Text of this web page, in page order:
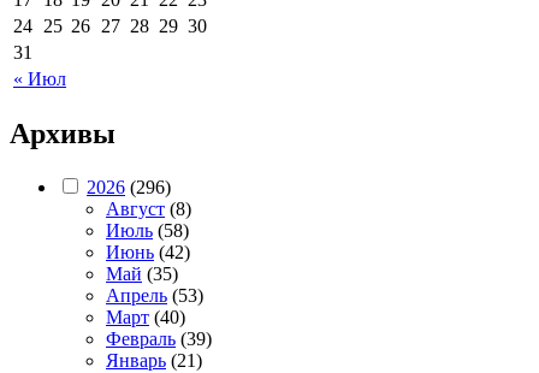
« Июл
24 25 26 27 28 29 30
31
Архивы
2026 (296)
Август (8)
Июль (58)
Июнь (42)
Май (35)
Апрель (53)
Март (40)
Февраль (39)
Январь (21)